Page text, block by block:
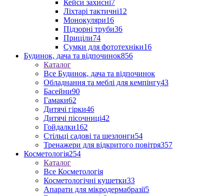
Кейси захисні7
Ліхтарі тактичні12
Монокуляри16
Підзорні труби36
Приціли74
Сумки для фототехніки16
Будинок, дача та відпочинок856
Каталог
Все Будинок, дача та відпочинок
Обладнання та меблі для кемпінгу43
Басейни90
Гамаки62
Дитячі гірки46
Дитячі пісочниці42
Гойдалки162
Стільці садові та шезлонги54
Тренажери для відкритого повітря357
Косметологія254
Каталог
Все Косметологія
Косметологічні кушетки33
Апарати для мікродермабразії5